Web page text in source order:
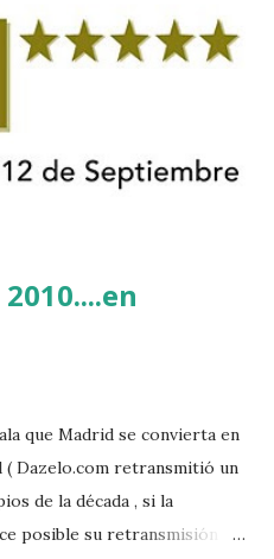
que Madrid se convierta en
( Dazelo.com retransmitió un
de la década , si la
posible su retransmisión via